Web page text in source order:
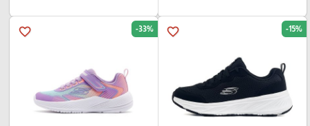
favorite_border -15%
favorite_border -33%